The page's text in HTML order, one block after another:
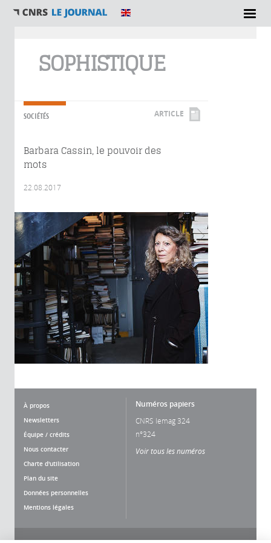
SOPHISTIQUE
SOCIÉTÉS ARTICLE
Barbara Cassin, le pouvoir des
mots
22.08.2017
À propos
Newsletters
Équipe / crédits
Nous contacter
Charte d'utilisation
Plan du site
Données personnelles
Mentions légales
Numéros papiers
CNRS lemag 324
n°324
Voir tous les numéros